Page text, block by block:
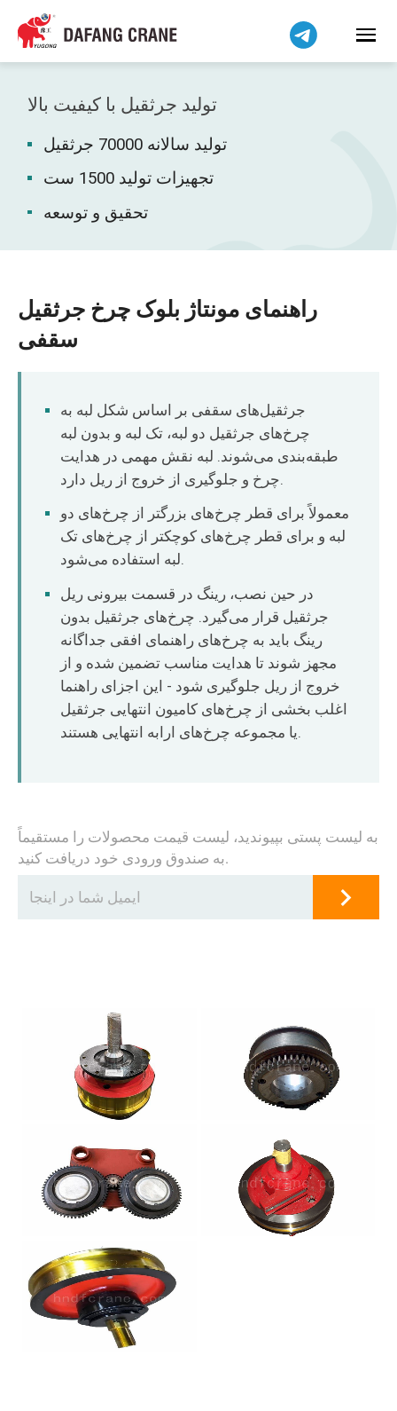
تولید جرثقیل با کیفیت بالا
تولید سالانه 70000 جرثقیل
تجهیزات تولید 1500 ست
تحقیق و توسعه
راهنمای مونتاژ بلوک چرخ جرثقیل
سقفی
جرثقیل‌های سقفی بر اساس شکل لبه به
چرخ‌های جرثقیل دو لبه، تک لبه و بدون لبه
طبقه‌بندی می‌شوند. لبه نقش مهمی در هدایت
چرخ و جلوگیری از خروج از ریل دارد.
معمولاً برای قطر چرخ‌های بزرگتر از چرخ‌های دو
لبه و برای قطر چرخ‌های کوچکتر از چرخ‌های تک
لبه استفاده می‌شود.
در حین نصب، رینگ در قسمت بیرونی ریل
جرثقیل قرار می‌گیرد. چرخ‌های جرثقیل بدون
رینگ باید به چرخ‌های راهنمای افقی جداگانه
مجهز شوند تا هدایت مناسب تضمین شده و از
خروج از ریل جلوگیری شود - این اجزای راهنما
اغلب بخشی از چرخ‌های کامیون انتهایی جرثقیل
یا مجموعه چرخ‌های ارابه انتهایی هستند.
به لیست پستی بپیوندید، لیست قیمت محصولات را مستقیماً
به صندوق ورودی خود دریافت کنید.
हिन्दी
Bahasa Indonesia
Bahasa Melayu
Tiếng Việt
简体中文
বাংলা
Pilipino
اردو
Kiswahili
Dansk
Norsk
O‘zbekcha